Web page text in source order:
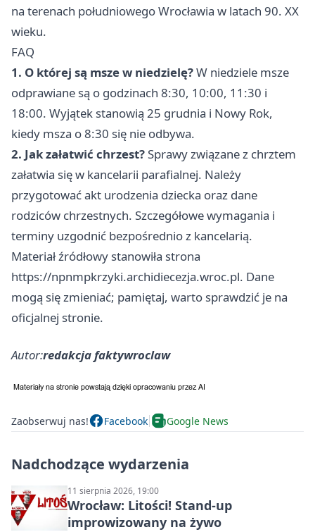
na terenach południowego Wrocławia w latach 90. XX
wieku.
FAQ
1. O której są msze w niedzielę?W niedziele msze
odprawiane są o godzinach 8:30, 10:00, 11:30 i
18:00. Wyjątek stanowią 25 grudnia i Nowy Rok,
kiedy msza o 8:30 się nie odbywa.
2. Jak załatwić chrzest?Sprawy związane z chrztem
załatwia się w kancelarii parafialnej. Należy
przygotować akt urodzenia dziecka oraz dane
rodziców chrzestnych. Szczegółowe wymagania i
terminy uzgodnić bezpośrednio z kancelarią.
Materiał źródłowy stanowiła strona
https://npnmpkrzyki.archidiecezja.wroc.pl. Dane
mogą się zmieniać; pamiętaj, warto sprawdzić je na
oficjalnej stronie.
Autor:redakcja faktywroclaw
Zaobserwuj nas! Facebook Google News
Nadchodzące wydarzenia
11 sierpnia 2026, 19:00
Wrocław: Litości! Stand-up
improwizowany na żywo